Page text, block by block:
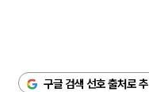
구글 검색 선호 출처로